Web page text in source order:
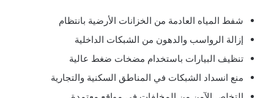
شفط المياه العادمة من الخزانات الأرضية بانتظام
إزالة الرواسب والدهون من الشبكات الداخلية
تنظيف البيارات باستخدام مضخات ضغط عالية
منع انسداد الشبكات في المناطق السكنية والتجارية